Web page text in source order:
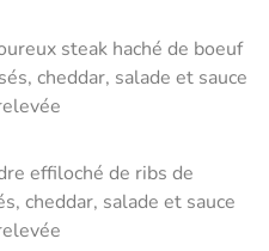
steak haché de boeuf
cheddar, salade et sauce
effiloché de ribs de
cheddar, salade et sauce